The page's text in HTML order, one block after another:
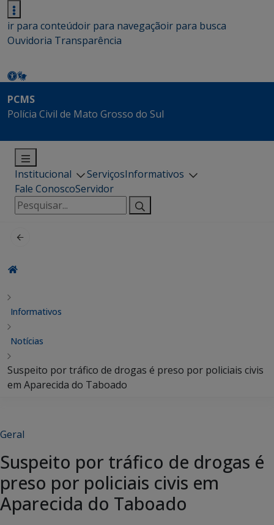
ir para conteúdoir para navegaçãoir para busca
Ouvidoria Transparência
PCMS
Polícia Civil de Mato Grosso do Sul
Institucional ServiçosInformativos
Fale ConoscoServidor
Pesquisar
por:
Informativos
Notícias
Suspeito por tráfico de drogas é preso por policiais civis
em Aparecida do Taboado
Geral
Suspeito por tráfico de drogas é
preso por policiais civis em
Aparecida do Taboado